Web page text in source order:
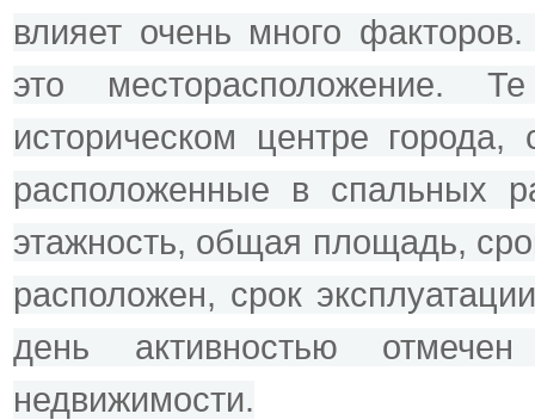
влияет очень много
это месторасположение.
историческом центре
расположенные в спальных
этажность, общая площадь,
расположен, срок
день активностью
недвижимости.